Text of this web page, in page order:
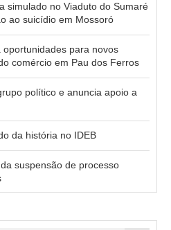
simulado no Viaduto do Sumaré
ao suicídio em Mossoró
para novos
comércio em Pau dos Ferros
político e anuncia apoio a
da história no IDEB
suspensão de processo